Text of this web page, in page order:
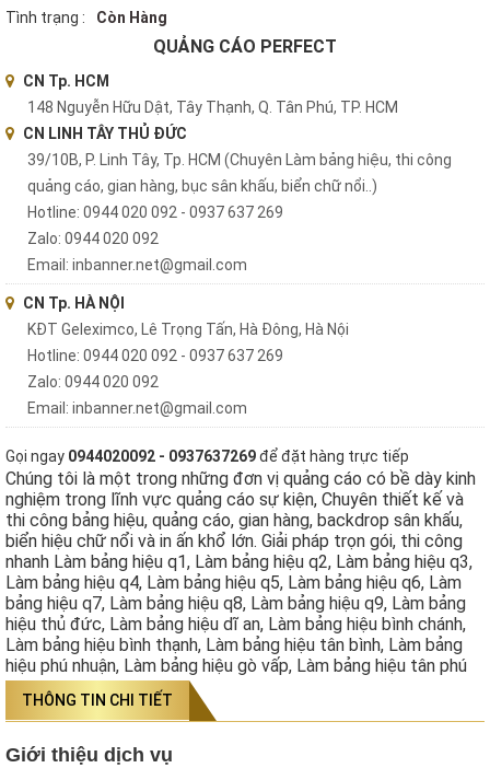
Tình trạng : Còn Hàng
QUẢNG CÁO PERFECT
CN Tp. HCM
148 Nguyễn Hữu Dật, Tây Thạnh, Q. Tân Phú, TP. HCM
CN LINH TÂY THỦ ĐỨC
39/10B, P. Linh Tây, Tp. HCM (Chuyên Làm bảng hiệu, thi công
quảng cáo, gian hàng, bục sân khấu, biển chữ nổi..)
Hotline: 0944 020 092 - 0937 637 269
Zalo: 0944 020 092
Email: inbanner.net@gmail.com
CN Tp. HÀ NỘI
KĐT Geleximco, Lê Trọng Tấn, Hà Đông, Hà Nội
Hotline: 0944 020 092 - 0937 637 269
Zalo: 0944 020 092
Email: inbanner.net@gmail.com
Gọi ngay 0944020092 - 0937637269để đặt hàng trực tiếp
Chúng tôi là một trong những đơn vị quảng cáo có bề dày kinh
nghiệm trong lĩnh vực quảng cáo sự kiện, Chuyên thiết kế và
thi công bảng hiệu, quảng cáo, gian hàng, backdrop sân khấu,
biển hiệu chữ nổi và in ấn khổ lớn. Giải pháp trọn gói, thi công
nhanh Làm bảng hiệu q1, Làm bảng hiệu q2, Làm bảng hiệu q3,
Làm bảng hiệu q4, Làm bảng hiệu q5, Làm bảng hiệu q6, Làm
bảng hiệu q7, Làm bảng hiệu q8, Làm bảng hiệu q9, Làm bảng
hiệu thủ đức, Làm bảng hiệu dĩ an, Làm bảng hiệu bình chánh,
Làm bảng hiệu bình thạnh, Làm bảng hiệu tân bình, Làm bảng
hiệu phú nhuận, Làm bảng hiệu gò vấp, Làm bảng hiệu tân phú
THÔNG TIN CHI TIẾT
Giới thiệu dịch vụ